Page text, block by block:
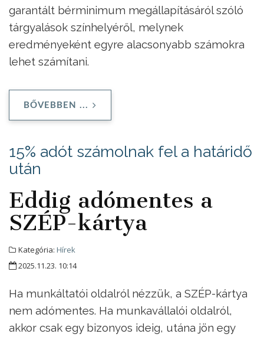
garantált bérminimum megállapításáról szóló
tárgyalások színhelyéről, melynek
eredményeként egyre alacsonyabb számokra
lehet számítani.
BŐVEBBEN ...
15% adót számolnak fel a határidő
után
Eddig adómentes a
SZÉP-kártya
Kategória: Hírek
2025.11.23. 10:14
Ha munkáltatói oldalról nézzük, a SZÉP-kártya
nem adómentes. Ha munkavállalói oldalról,
akkor csak egy bizonyos ideig, utána jön egy